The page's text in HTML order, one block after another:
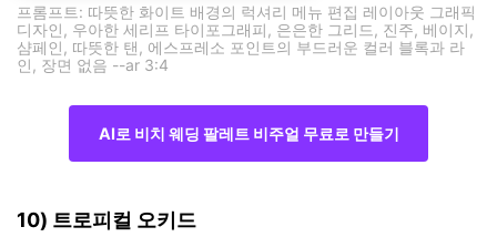
프롬프트: 따뜻한 화이트 배경의 럭셔리 메뉴 편집 레이아웃 그래픽
디자인, 우아한 세리프 타이포그래피, 은은한 그리드, 진주, 베이지,
샴페인, 따뜻한 탠, 에스프레소 포인트의 부드러운 컬러 블록과 라
인, 장면 없음 --ar 3:4
AI로 비치 웨딩 팔레트 비주얼 무료로 만들기
10) 트로피컬 오키드